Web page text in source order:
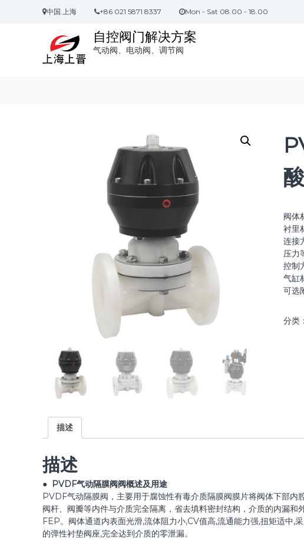
中国.上海 +86 021 5871 8337 Mon - Sat 08.00 - 18.00
自控阀门解决方案
气动阀、电动阀、调节阀
阀体
衬里
连接
压力
控制
气缸
可选
分类
描述
描述
● PVDF气动隔膜阀阀概述及用途
PVDF气动隔膜阀，主要用于腐蚀性有毒介质隔膜阀膜片将阀体下部内
阀杆、阀瓣等内件与介质完全隔离，省去填料密封结构，介质的内漏
FEP。阀体通道内表面光滑,流体阻力小,CV值高,流通能力强,扭矩适中,
的弹性衬垫阀座,完全达到介质的零泄漏。